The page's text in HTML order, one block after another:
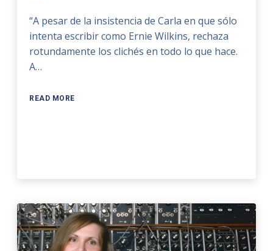
“A pesar de la insistencia de Carla en que sólo
intenta escribir como Ernie Wilkins, rechaza
rotundamente los clichés en todo lo que hace.
A…
READ MORE